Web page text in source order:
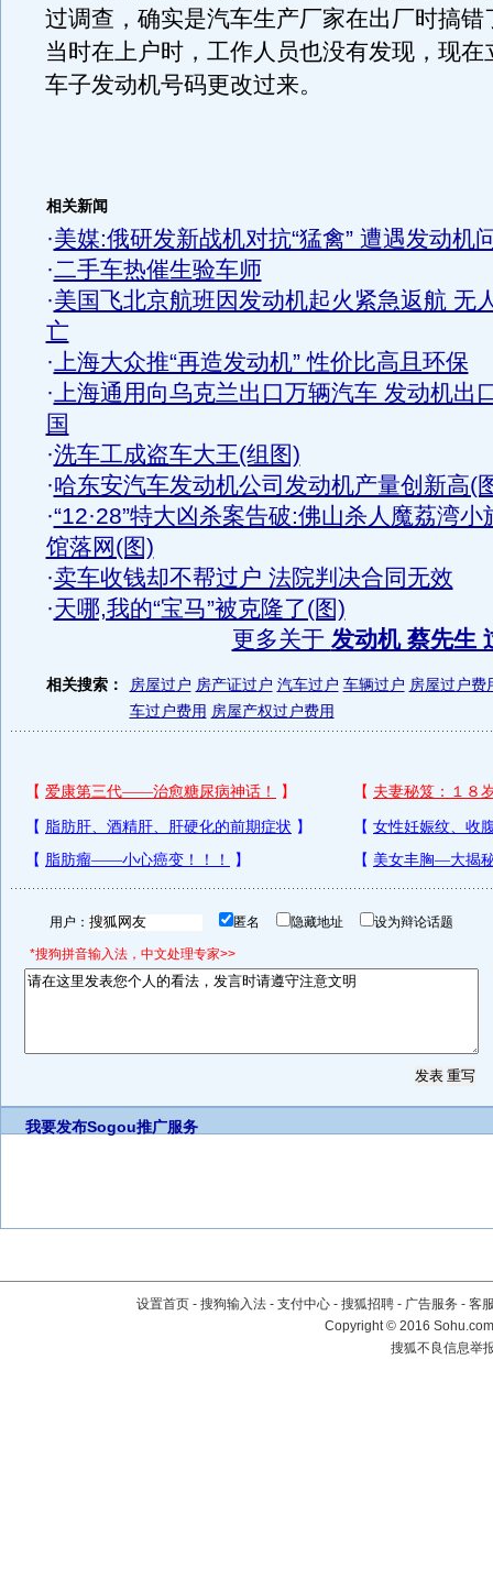
过调查，确实是汽车生产厂家在出厂时搞错
当时在上户时，工作人员也没有发现，现在
车子发动机号码更改过来。
相关新闻
·美媒:俄研发新战机对抗“猛禽” 遭遇发动机
·二手车热催生验车师
·美国飞北京航班因发动机起火紧急返航 无
亡
·上海大众推“再造发动机” 性价比高且环保
·上海通用向乌克兰出口万辆汽车 发动机出
国
·洗车工成盗车大王(组图)
·哈东安汽车发动机公司发动机产量创新高(
·“12·28”特大凶杀案告破:佛山杀人魔荔湾小
馆落网(图)
·卖车收钱却不帮过户 法院判决合同无效
·天哪,我的“宝马”被克隆了(图)
更多关于 发动机 蔡先生
相关搜索： 房屋过户 房产证过户 汽车过户 车辆过户 房屋过户费
车过户费用 房屋产权过户费用
用户： 匿名 隐藏地址 设为辩论话题
*搜狗拼音输入法，中文处理专家>>
我要发布Sogou推广服务
设置首页 - 搜狗输入法 - 支付中心 - 搜狐招聘 - 广告服务 - 客
Copyright©2016
搜狐不良信息举